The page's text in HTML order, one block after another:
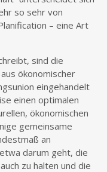
so sehr von
– eine Art
sind die
ökonomischer
eingehandelt
einen optimalen
ökonomischen
gemeinsame
an
darum geht, die
zu halten und die